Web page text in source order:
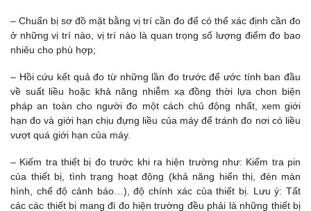
– Chuẩn bị sơ đồ mặt bằng vị trí cần đo để có thể xác định cần đo
ở những vị trí nào, vị trí nào là quan trọng số lượng điểm đo bao
nhiêu cho phù hợp;
– Hồi cứu kết quả đo từ những lần đo trước để ước tính ban đầu
về suất liều hoặc khả năng nhiễm xạ đồng thời lựa chon biện
pháp an toàn cho người đo một cách chủ động nhất, xem giới
hạn đo và giới hạn chịu đựng liều của máy để tránh đo nơi có liều
vượt quá giới hạn của máy.
– Kiếm tra thiết bị đo trước khi ra hiện trường như: Kiểm tra pin
của thiết bị, tình trạng hoạt động (khả năng hiển thị, đèn màn
hình, chế độ cảnh báo…), độ chính xác của thiết bị. Lưu ý: Tất
các các thiết bị mang đi đo hiện trường đều phải là những thiết bị